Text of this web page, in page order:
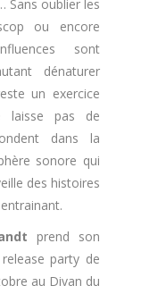
Sans oublier les
ou encore
sont
dénaturer
un exercice
laisse pas de
dans la
sonore qui
des histoires
prend son
party de
au Divan du